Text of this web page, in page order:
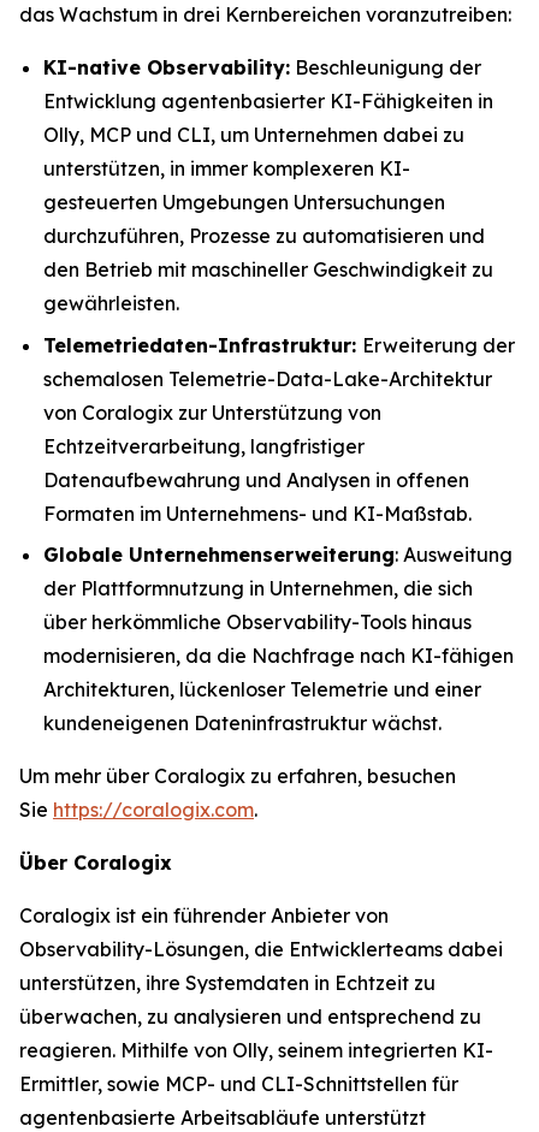
das Wachstum in drei Kernbereichen voranzutreiben:
KI-native Observability: Beschleunigung der
Entwicklung agentenbasierter KI-Fähigkeiten in
Olly, MCP und CLI, um Unternehmen dabei zu
unterstützen, in immer komplexeren KI-
gesteuerten Umgebungen Untersuchungen
durchzuführen, Prozesse zu automatisieren und
den Betrieb mit maschineller Geschwindigkeit zu
gewährleisten.
Telemetriedaten-Infrastruktur: Erweiterung der
schemalosen Telemetrie-Data-Lake-Architektur
von Coralogix zur Unterstützung von
Echtzeitverarbeitung, langfristiger
Datenaufbewahrung und Analysen in offenen
Formaten im Unternehmens- und KI-Maßstab.
Globale Unternehmenserweiterung: Ausweitung
der Plattformnutzung in Unternehmen, die sich
über herkömmliche Observability-Tools hinaus
modernisieren, da die Nachfrage nach KI-fähigen
Architekturen, lückenloser Telemetrie und einer
kundeneigenen Dateninfrastruktur wächst.
Um mehr über Coralogix zu erfahren, besuchen
Sie https://coralogix.com.
Über Coralogix
Coralogix ist ein führender Anbieter von
Observability-Lösungen, die Entwicklerteams dabei
unterstützen, ihre Systemdaten in Echtzeit zu
überwachen, zu analysieren und entsprechend zu
reagieren. Mithilfe von Olly, seinem integrierten KI-
Ermittler, sowie MCP- und CLI-Schnittstellen für
agentenbasierte Arbeitsabläufe unterstützt